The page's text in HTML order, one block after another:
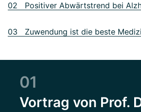
03 Zuwendung ist die beste
01
Vortrag von Prof.